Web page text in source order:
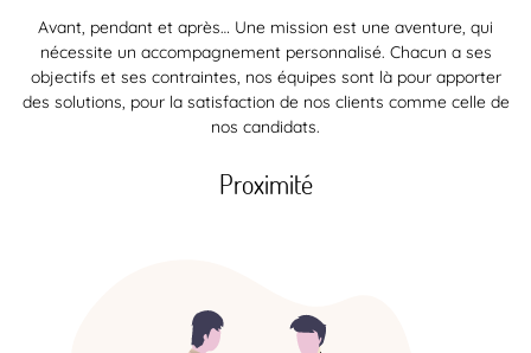
Avant, pendant et après… Une mission est une aventure, qui
nécessite un accompagnement personnalisé. Chacun a ses
objectifs et ses contraintes, nos équipes sont là pour apporter
des solutions, pour la satisfaction de nos clients comme celle de
nos candidats.
Proximité